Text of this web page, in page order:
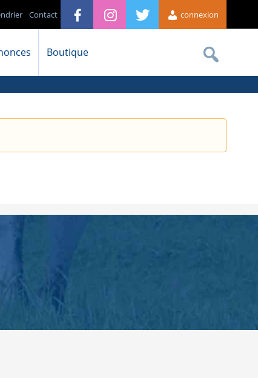
connexion
Contact
Boutique